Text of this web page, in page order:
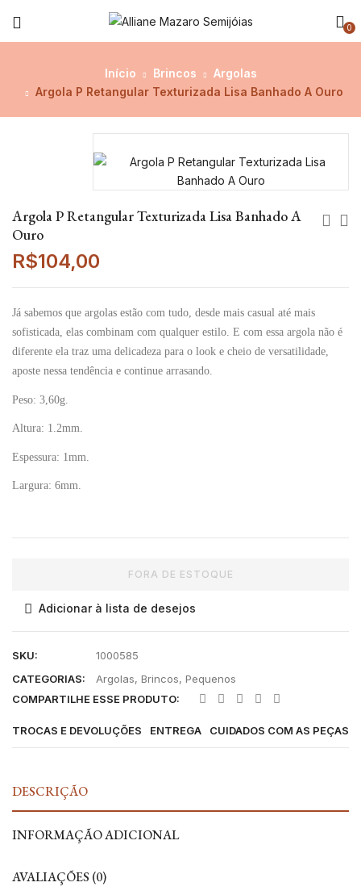
0
Início Brincos
Argolas
Argola P Retangular Texturizada Lisa Banhado A Ouro
Argola P Retangular Texturizada Lisa Banhado A
Ouro
R$104,00
Já sabemos que argolas estão com tudo, desde mais casual até mais
sofisticada, elas combinam com qualquer estilo. E com essa argola não é
diferente ela traz uma delicadeza para o look e cheio de versatilidade,
aposte nessa tendência e continue arrasando.
Peso: 3,60g.
Altura: 1.2mm.
Espessura: 1mm.
Largura: 6mm.
FORA DE ESTOQUE
Adicionar à lista de desejos
SKU:
1000585
CATEGORIAS:
Argolas, Brincos, Pequenos
COMPARTILHE ESSE PRODUTO:
TROCAS E DEVOLUÇÕES ENTREGA CUIDADOS COM AS PEÇAS
DESCRIÇÃO
INFORMAÇÃO ADICIONAL
AVALIAÇÕES (0)